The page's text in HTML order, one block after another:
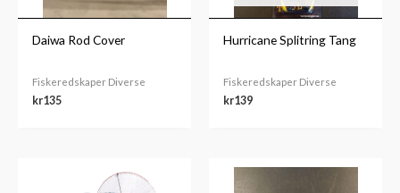
Daiwa Rod Cover
Fiskeredskaper Diverse
kr135
Hurricane Splitring Tang
Fiskeredskaper Diverse
kr139